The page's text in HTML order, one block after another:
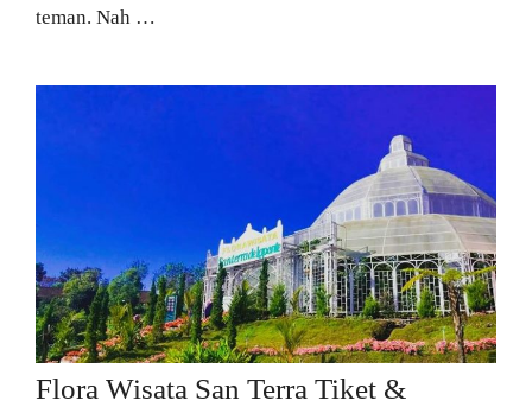
teman. Nah …
Flora Wisata San Terra Tiket &